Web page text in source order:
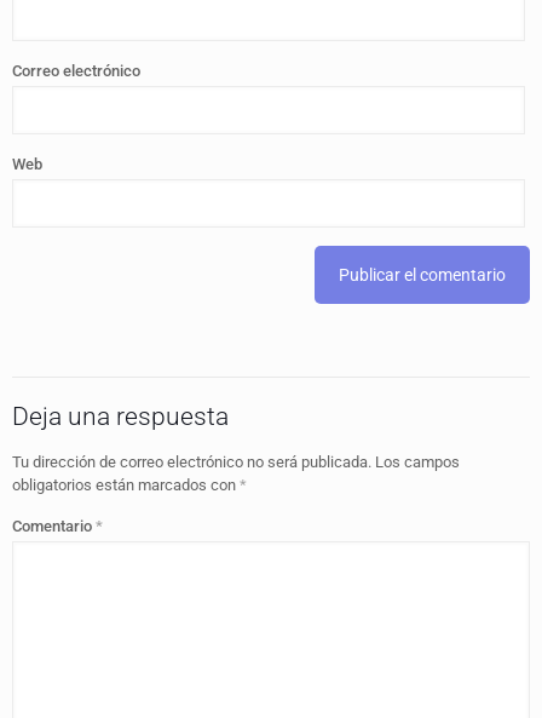
Correo electrónico
Web
Deja una respuesta
Tu dirección de correo electrónico no será publicada. Los campos
obligatorios están marcados con *
Comentario *